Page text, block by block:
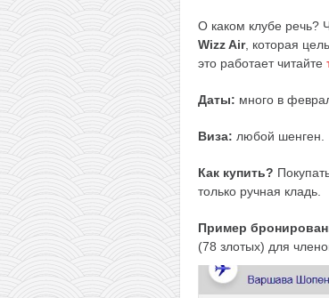
О каком клубе речь?
Wizz Air, которая
это работает читайте
Даты: много в
Виза: любой шенген.
Как купить?
только ручная кладь.
Пример
(78 злотых) для